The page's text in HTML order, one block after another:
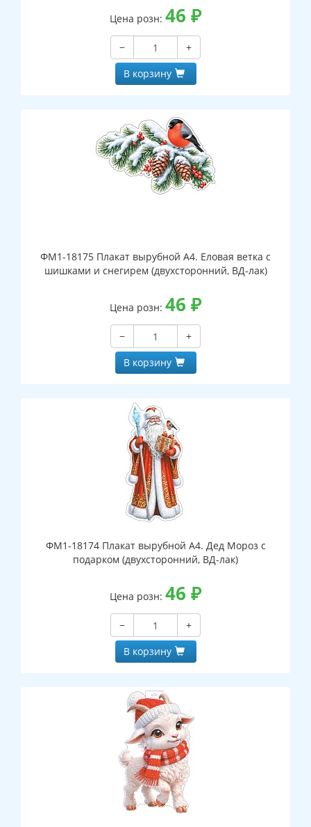
Цена розн: 46 ₽
−
+
В корзину
ФМ1-18175 Плакат вырубной А4. Еловая ветка с
шишками и снегирем (двухсторонний, ВД-лак)
Цена розн: 46 ₽
−
+
В корзину
ФМ1-18174 Плакат вырубной А4. Дед Мороз с
подарком (двухсторонний, ВД-лак)
Цена розн: 46 ₽
−
+
В корзину